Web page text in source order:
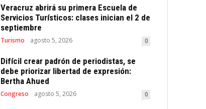
Veracruz abrirá su primera Escuela de
Servicios Turísticos: clases inician el 2 de
septiembre
Turismo agosto 5, 2026 0
Difícil crear padrón de periodistas, se
debe priorizar libertad de expresión:
Bertha Ahued
Congreso agosto 5, 2026 0